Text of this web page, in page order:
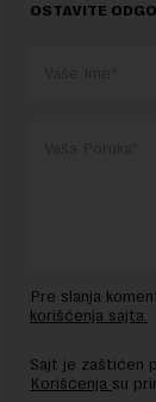
OSTAVITE
Pre slanja
korišćenja sajta.
Sajt je zaštićen
Korišćenja su